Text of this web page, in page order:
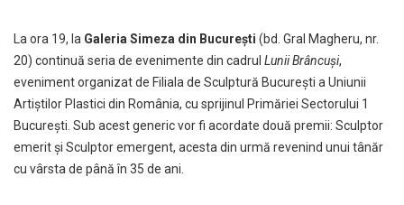
La ora 19, la Galeria Simeza din București (bd. Gral Magheru, nr.
20) continuă seria de evenimente din cadrul Lunii Brâncuși,
eveniment organizat de Filiala de Sculptură București a Uniunii
Artiștilor Plastici din România, cu sprijinul Primăriei Sectorului 1
București. Sub acest generic vor fi acordate două premii: Sculptor
emerit și Sculptor emergent, acesta din urmă revenind unui tânăr
cu vârsta de până în 35 de ani.